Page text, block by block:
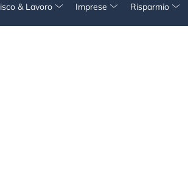
& Lavoro Imprese Risparmio